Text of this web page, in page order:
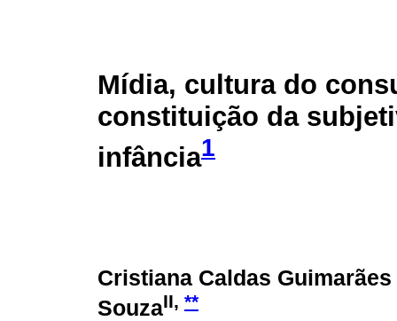
Mídia, cultura do
constituição da
infância1
Cristiana Caldas
SouzaII, **